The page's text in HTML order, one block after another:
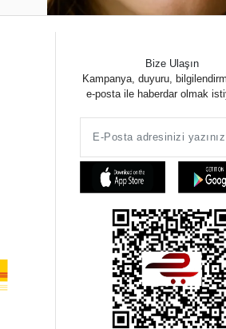
Bize Ulaşın
Kampanya, duyuru,
e-posta ile haberdar olmak